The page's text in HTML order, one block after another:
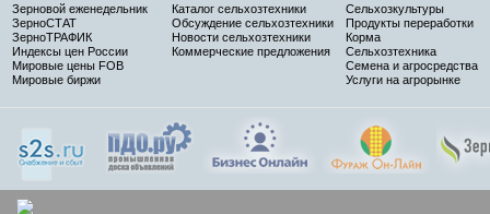
Зерновой еженедельник
ЗерноСТАТ
ЗерноТРАФИК
Индексы цен России
Мировые цены FOB
Мировые биржи
Каталог сельхозтехники
Обсуждение сельхозтехники
Новости сельхозтехники
Коммерческие предложения
Сельхозкультуры
Продукты переработки
Корма
Сельхозтехника
Семена и агросредства
Услуги на агрорынке